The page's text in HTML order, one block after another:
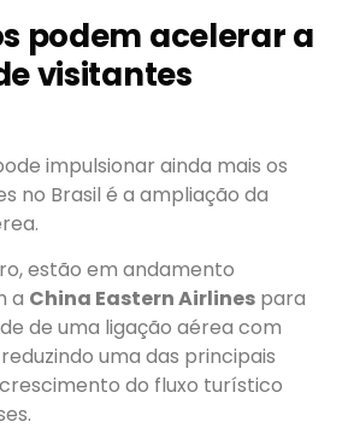
podem acelerar a
visitantes
impulsionar ainda mais os
no Brasil é a ampliação da
estão em andamento
a China Eastern Airlines para
de uma ligação aérea com
uma das principais
do fluxo turístico